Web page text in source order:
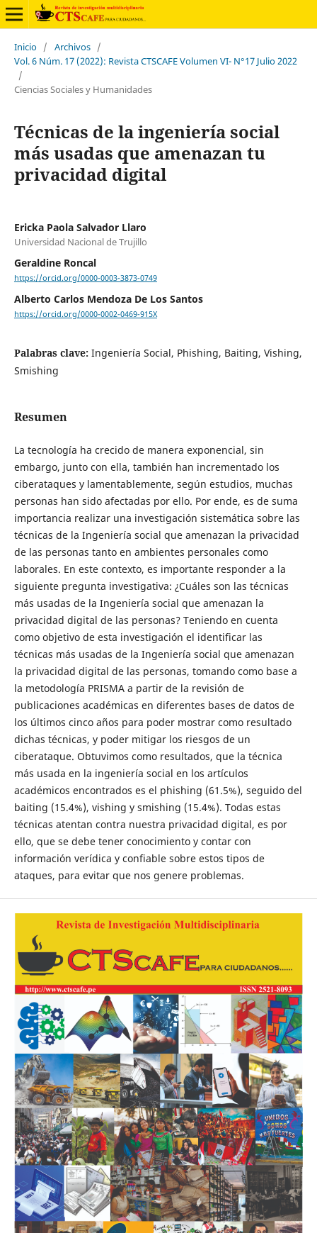
Inicio / Archivos /
Vol. 6 Núm. 17 (2022): Revista CTSCAFE Volumen VI- N°17 Julio 2022
/
Ciencias Sociales y Humanidades
Técnicas de la ingeniería social
más usadas que amenazan tu
privacidad digital
Ericka Paola Salvador Llaro
Universidad Nacional de Trujillo
Geraldine Roncal
https://orcid.org/0000-0003-3873-0749
Alberto Carlos Mendoza De Los Santos
https://orcid.org/0000-0002-0469-915X
Palabras clave: Ingeniería Social, Phishing, Baiting, Vishing,
Smishing
Resumen
La tecnología ha crecido de manera exponencial, sin
embargo, junto con ella, también han incrementado los
ciberataques y lamentablemente, según estudios, muchas
personas han sido afectadas por ello. Por ende, es de suma
importancia realizar una investigación sistemática sobre las
técnicas de la Ingeniería social que amenazan la privacidad
de las personas tanto en ambientes personales como
laborales. En este contexto, es importante responder a la
siguiente pregunta investigativa: ¿Cuáles son las técnicas
más usadas de la Ingeniería social que amenazan la
privacidad digital de las personas? Teniendo en cuenta
como objetivo de esta investigación el identificar las
técnicas más usadas de la Ingeniería social que amenazan
la privacidad digital de las personas, tomando como base a
la metodología PRISMA a partir de la revisión de
publicaciones académicas en diferentes bases de datos de
los últimos cinco años para poder mostrar como resultado
dichas técnicas, y poder mitigar los riesgos de un
ciberataque. Obtuvimos como resultados, que la técnica
más usada en la ingeniería social en los artículos
académicos encontrados es el phishing (61.5%), seguido del
baiting (15.4%), vishing y smishing (15.4%). Todas estas
técnicas atentan contra nuestra privacidad digital, es por
ello, que se debe tener conocimiento y contar con
información verídica y confiable sobre estos tipos de
ataques, para evitar que nos genere problemas.